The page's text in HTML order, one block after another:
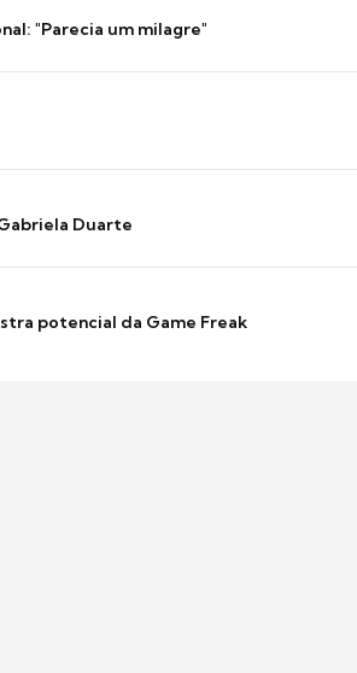
"Parecia um milagre"
Duarte
potencial da Game Freak